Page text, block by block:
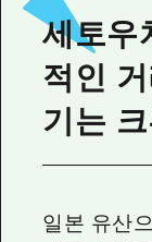
세토우
적인
기는
일본 유산